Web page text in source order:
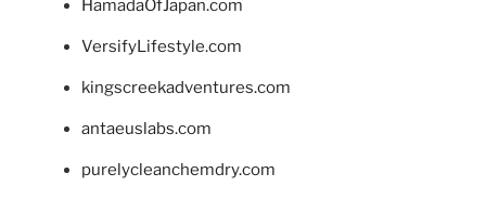
HamadaOfJapan.com
VersifyLifestyle.com
kingscreekadventures.com
antaeuslabs.com
purelycleanchemdry.com